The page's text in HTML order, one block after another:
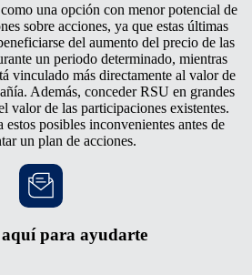
una opción con menor potencial de
sobre acciones, ya que estas últimas
del aumento del precio de las
un periodo determinado, mientras
vinculado más directamente al valor de
Además, conceder RSU en grandes
valor de las participaciones existentes.
posibles inconvenientes antes de
un plan de acciones.
aquí para ayudarte